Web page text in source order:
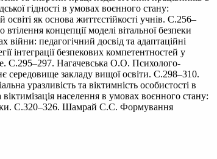
гідності в умовах воєнного стану:
як основа життєстійкості учнів. С.256–
концепції моделі вітальної безпеки
педагогічний досвід та адаптаційні
інтеграції безпекових компетентностей у
С.295–297. Нагачевська О.О. Психолого-
середовище закладу вищої освіти. С.298–310.
уразливість та віктимність особистості в
населення в умовах воєнного стану:
С.320–326. Шамрай С.С. Формування